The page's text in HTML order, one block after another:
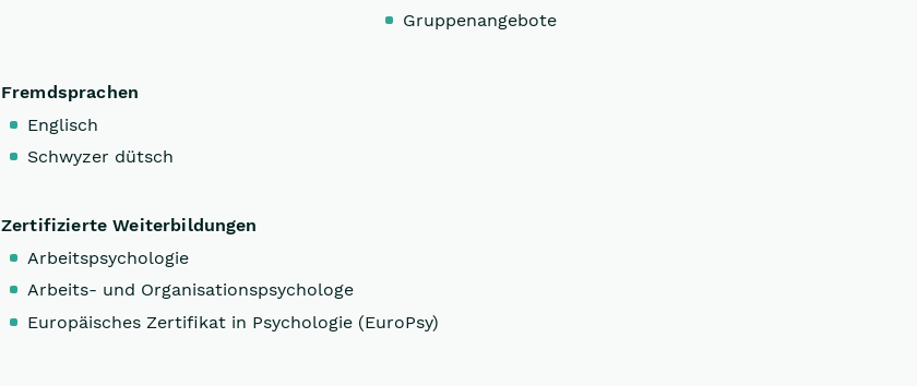
Gruppenangebote
Fremdsprachen
Englisch
Schwyzer dütsch
Zertifizierte Weiterbildungen
Arbeitspsychologie
Arbeits- und Organisationspsychologe
Europäisches Zertifikat in Psychologie (EuroPsy)